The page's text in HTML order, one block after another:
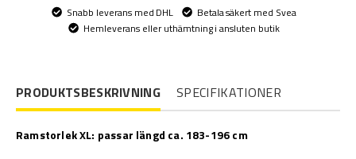
Snabb leverans med DHL
Betala säkert med Svea
Hemleverans eller uthämtning i ansluten butik
PRODUKTSBESKRIVNING SPECIFIKATIONER
Ramstorlek XL: passar längd ca. 183-196 cm